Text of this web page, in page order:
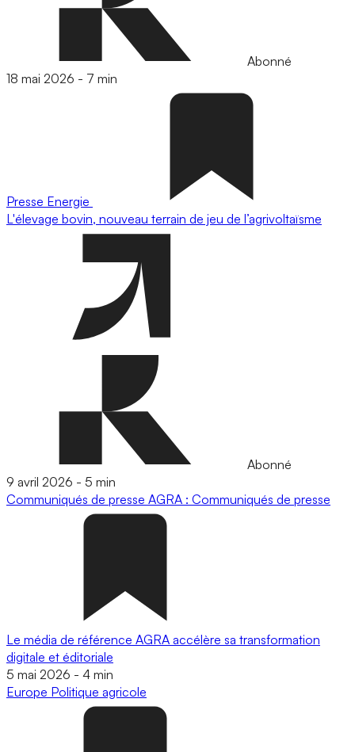
Abonné
18 mai 2026 - 7 min
Presse Energie
L'élevage bovin, nouveau terrain de jeu de l’agrivoltaïsme
Abonné
9 avril 2026 - 5 min
Communiqués de presse AGRA : Communiqués de presse
Le média de référence AGRA accélère sa transformation
digitale et éditoriale
5 mai 2026 - 4 min
Europe Politique agricole